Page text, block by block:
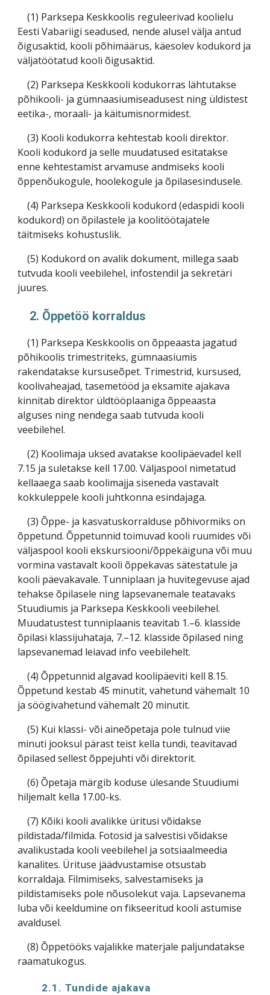
(1) Parksepa Keskkoolis reguleerivad koolielu
Eesti Vabariigi seadused, nende alusel välja antud
õigusaktid, kooli põhimäärus, käesolev kodukord ja
väljatöötatud kooli õigusaktid.
(2) Parksepa Keskkooli kodukorras lähtutakse
põhikooli- ja gümnaasiumiseadusest ning üldistest
eetika-, moraali- ja käitumisnormidest.
(3) Kooli kodukorra kehtestab kooli direktor.
Kooli kodukord ja selle muudatused esitatakse
enne kehtestamist arvamuse andmiseks kooli
õppenõukogule, hoolekogule ja õpilasesindusele.
(4) Parksepa Keskkooli kodukord (edaspidi kooli
kodukord) on õpilastele ja koolitöötajatele
täitmiseks kohustuslik.
(5) Kodukord on avalik dokument, millega saab
tutvuda kooli veebilehel, infostendil ja sekretäri
juures.
2. Õppetöö korraldus
(1) Parksepa Keskkoolis on õppeaasta jagatud
põhikoolis trimestriteks, gümnaasiumis
rakendatakse kursuseõpet. Trimestrid, kursused,
koolivaheajad, tasemetööd ja eksamite ajakava
kinnitab direktor üldtööplaaniga õppeaasta
alguses ning nendega saab tutvuda kooli
veebilehel.
(2) Koolimaja uksed avatakse koolipäevadel kell
7.15 ja suletakse kell 17.00. Väljaspool nimetatud
kellaaega saab koolimajja siseneda vastavalt
kokkuleppele kooli juhtkonna esindajaga.
(3) Õppe- ja kasvatuskorralduse põhivormiks on
õppetund. Õppetunnid toimuvad kooli ruumides või
väljaspool kooli ekskursiooni/õppekäiguna või muu
vormina vastavalt kooli õppekavas sätestatule ja
kooli päevakavale. Tunniplaan ja huvitegevuse ajad
tehakse õpilasele ning lapsevanemale teatavaks
Stuudiumis ja Parksepa Keskkooli veebilehel.
Muudatustest tunniplaanis teavitab 1.–6. klasside
õpilasi klassijuhataja, 7.–12. klasside õpilased ning
lapsevanemad leiavad info veebilehelt.
(4) Õppetunnid algavad koolipäeviti kell 8.15.
Õppetund kestab 45 minutit, vahetund vähemalt 10
ja söögivahetund vähemalt 20 minutit.
(5) Kui klassi- või aineõpetaja pole tulnud viie
minuti jooksul pärast teist kella tundi, teavitavad
õpilased sellest õppejuhti või direktorit.
(6) Õpetaja märgib koduse ülesande Stuudiumi
hiljemalt kella 17.00-ks.
(7) Kõiki kooli avalikke üritusi võidakse
pildistada/filmida. Fotosid ja salvestisi võidakse
avalikustada kooli veebilehel ja sotsiaalmeedia
kanalites. Ürituse jäädvustamise otsustab
korraldaja. Filmimiseks, salvestamiseks ja
pildistamiseks pole nõusolekut vaja. Lapsevanema
luba või keeldumine on fikseeritud kooli astumise
avaldusel.
(8) Õppetööks vajalikke materjale paljundatakse
raamatukogus.
2.1. Tundide ajakava